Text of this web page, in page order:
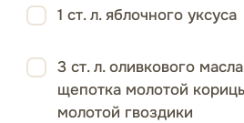
1 ст. л. яблочного уксуса
3 ст. л. оливкового
щепотка молотой
молотой гвоздики